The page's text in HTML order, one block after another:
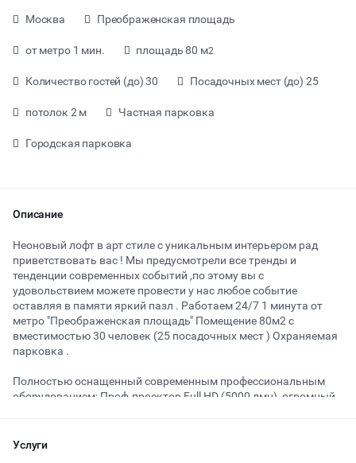
Москва Преображенская площадь
от метро 1 мин. площадь 80 м2
Количество гостей (до) 30 Посадочных мест (до) 25
потолок 2 м Частная парковка
Городская парковка
Описание
Неоновый лофт в арт стиле с уникальным интерьером рад
приветствовать вас ! Мы предусмотрели все тренды и
тенденции современных событий ,по этому вы с
удовольствием можете провести у нас любое событие
оставляя в памяти яркий пазл . Работаем 24/7 1 минута от
метро "Преображенская площадь" Помещение 80м2 с
вместимостью 30 человек (25 посадочных мест ) Охраняемая
парковка .
Полностью оснащенный современным профессиональным
оборудованием: Проф.проектор Full HD (5000 лмн), огромный
свето-музыка,лаунж-зона,фуршетная зона,акустическая
Услуги
от 2500 ₽ за час
Тип мероприятия
ВЕЧЕРИНКИ
ДЕНЬ РОЖДЕНИЯ
Начало